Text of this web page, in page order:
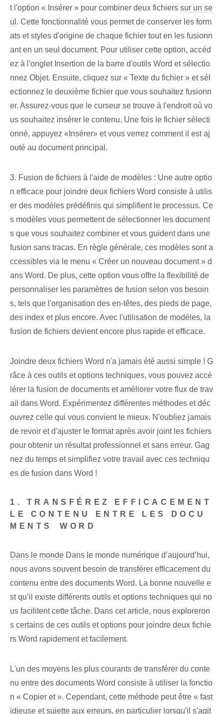
t l'option « Insérer » pour combiner deux fichiers sur un se
ul . Cette fonctionnalité vous permet de conserver les form
ats et styles d'origine de chaque fichier tout en les fusionn
ant en un seul document. Pour utiliser cette option, accéd
ez à l'onglet Insertion de la barre d'outils Word et sélectio
nnez Objet. Ensuite, cliquez sur « Texte du fichier » et sél
ectionnez le deuxième fichier que vous souhaitez fusionn
er. Assurez-vous que le curseur se trouve à l'endroit où vo
us souhaitez insérer le contenu. ⁤Une fois le ⁤fichier sélecti
onné, appuyez⁣ «Insérer»‍ et vous verrez comment il est aj
outé au document principal.
3. Fusion de fichiers à l'aide de modèles : Une autre optio
n efficace pour joindre deux fichiers Word consiste à utilis
er des modèles prédéfinis qui simplifient le processus. Ce
s modèles vous permettent de sélectionner les document
s que vous souhaitez combiner et vous guident dans une
fusion sans tracas. En règle générale, ces modèles sont a
ccessibles via le menu « Créer un nouveau document » d
ans Word. De plus,⁤ cette option vous offre la⁢ flexibilité de
personnaliser les paramètres de fusion selon vos besoin
s, tels que l'organisation des en-têtes, des pieds de page,
des ⁢index​ et plus encore. Avec l'utilisation de modèles, la
fusion de fichiers devient encore plus rapide et efficace.
Joindre deux fichiers Word n'a jamais été aussi simple ! G
râce à ces outils et options techniques, vous pouvez accé
lérer la fusion de documents et améliorer votre flux de trav
ail dans Word. Expérimentez différentes méthodes et déc
ouvrez celle qui vous convient le mieux. N'oubliez jamais
de revoir et d'ajuster le format après avoir joint les fichiers
pour obtenir un résultat professionnel et sans erreur. Gag
nez du temps et simplifiez⁢ votre travail avec ces techniqu
es de fusion⁤ dans Word !
1. TRANSFÉREZ EFFICACEMENT
LE CONTENU ENTRE LES DOCU
MENTS ⁤WORD
Dans le monde Dans le monde numérique d’aujourd’hui,
nous avons souvent besoin de transférer efficacement du
contenu entre des documents Word. La bonne nouvelle e
st qu’il existe différents outils et options techniques qui no
us facilitent cette tâche. Dans cet article, nous exploreron
s certains de ces outils et options pour joindre deux fichie
rs Word rapidement et facilement.
L'un des moyens les plus courants de transférer du conte
nu entre des documents Word⁤ consiste à utiliser la fonctio
n « Copier et ». ⁢Cependant⁢, cette méthode peut être « fast
idieuse et sujette aux erreurs, en particulier lorsqu'il s'agit